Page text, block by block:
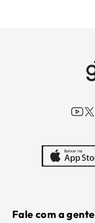
Fale com a gente